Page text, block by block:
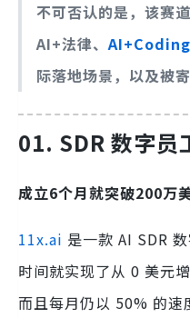
不可否认的是，该赛
AI+法律、AI+Coding
际落地场景，以及被
01. SDR 数字
成立6个月就突破200万
11x.ai 是一款 AI SDR
时间就实现了从 0 美元
而且每月仍以 50% 的速